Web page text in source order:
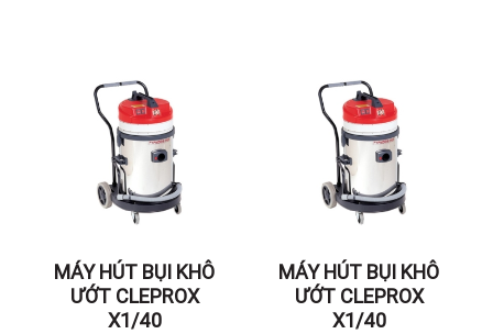
MÁY HÚT BỤI KHÔ
ƯỚT CLEPROX
X1/40
MÁY HÚT BỤI KHÔ
ƯỚT CLEPROX
X1/40